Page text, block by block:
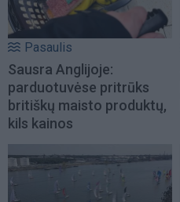
Pasaulis
Sausra Anglijoje:
parduotuvėse pritrūks
britiškų maisto produktų,
kils kainos